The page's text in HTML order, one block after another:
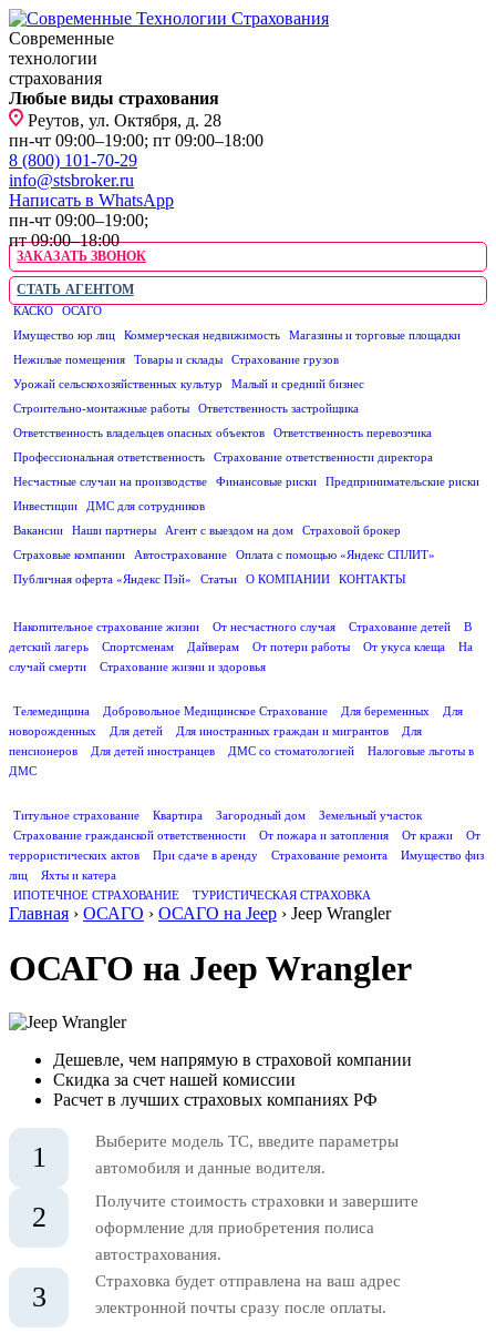
Современные
технологии
страхования
Любые виды страхования
Реутов, ул. Октября, д. 28
пн-чт 09:00–19:00; пт 09:00–18:00
8 (800) 101-70-29
info@stsbroker.ru
Написать в WhatsApp
пн-чт 09:00–19:00;
пт 09:00–18:00
ЗАКАЗАТЬ ЗВОНОК
СТАТЬ АГЕНТОМ
КАСКО ОСАГО
Имущество юр лиц
Коммерческая недвижимость
Магазины и торговые площадки
Нежилые помещения
Товары и склады
Страхование грузов
Урожай сельскохозяйственных культур
Малый и средний бизнес
Строительно-монтажные работы
Ответственность застройщика
Ответственность владельцев опасных объектов
Ответственность перевозчика
Профессиональная ответственность
Страхование ответственности директора
Несчастные случаи на производстве
Финансовые риски
Предпринимательские риски
Инвестиции
ДМС для сотрудников
Вакансии
Наши партнеры Агент с выездом на дом
Страховой брокер
Страховые компании
Автострахование
Оплата с помощью «Яндекс СПЛИТ»
Публичная оферта «Яндекс Пэй»
Статьи О КОМПАНИИ
КОНТАКТЫ
Накопительное страхование жизни
От несчастного случая Страхование детей
В
детский лагерь
Спортсменам Дайверам От потери работы От укуса клеща
На
случай смерти
Страхование жизни и здоровья
Телемедицина
Добровольное Медицинское Страхование Для беременных
Для
новорожденных
Для детей Для иностранных граждан и мигрантов
Для
пенсионеров
Для детей иностранцев ДМС со стоматологией
Налоговые льготы в
ДМС
Титульное страхование
Квартира Загородный дом
Земельный участок
Страхование гражданской ответственности
От пожара и затопления От кражи
От
террористических актов
При сдаче в аренду Страхование ремонта
Имущество физ
лиц
Яхты и катера
ИПОТЕЧНОЕ СТРАХОВАНИЕ
ТУРИСТИЧЕСКАЯ СТРАХОВКА
Главная › ОСАГО › ОСАГО на Jeep › Jeep Wrangler
ОСАГО на Jeep Wrangler
Дешевле, чем напрямую в страховой компании
Скидка за счет нашей комиссии
Расчет в лучших страховых компаниях РФ
1
Выберите модель ТС, введите параметры
автомобиля и данные водителя.
2
Получите стоимость страховки и завершите
оформление для приобретения полиса
автострахования.
3
Страховка будет отправлена на ваш адрес
электронной почты сразу после оплаты.